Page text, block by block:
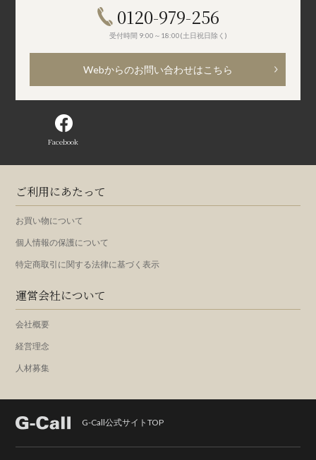
0120-979-256
受付時間 9:00～18:00(土日祝日除く)
Webからのお問い合わせはこちら
Facebook
ご利用にあたって
お買い物について
個人情報の保護について
特定商取引に関する法律に基づく表示
運営会社について
会社概要
経営理念
人材募集
G-Call公式サイトTOP